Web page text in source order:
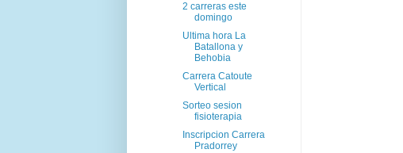
2 carreras este
domingo
Ultima hora La
Batallona y
Behobia
Carrera Catoute
Vertical
Sorteo sesion
fisioterapia
Inscripcion Carrera
Pradorrey